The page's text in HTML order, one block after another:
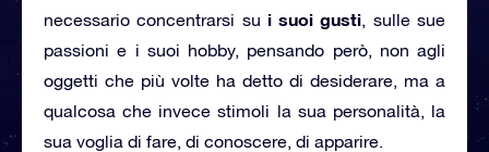
necessario concentrarsi su i suoi gusti, sulle sue
passioni e i suoi hobby, pensando però, non agli
oggetti che più volte ha detto di desiderare, ma a
qualcosa che invece stimoli la sua personalità, la
sua voglia di fare, di conoscere, di apparire.